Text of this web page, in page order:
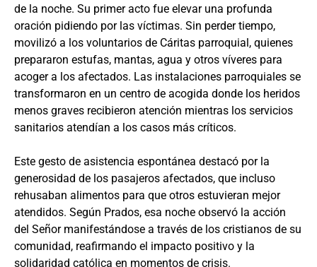
de la noche. Su primer acto fue elevar una profunda
oración pidiendo por las víctimas. Sin perder tiempo,
movilizó a los voluntarios de Cáritas parroquial, quienes
prepararon estufas, mantas, agua y otros víveres para
acoger a los afectados. Las instalaciones parroquiales se
transformaron en un centro de acogida donde los heridos
menos graves recibieron atención mientras los servicios
sanitarios atendían a los casos más críticos.
Este gesto de asistencia espontánea destacó por la
generosidad de los pasajeros afectados, que incluso
rehusaban alimentos para que otros estuvieran mejor
atendidos. Según Prados, esa noche observó la acción
del Señor manifestándose a través de los cristianos de su
comunidad, reafirmando el impacto positivo y la
solidaridad católica en momentos de crisis.